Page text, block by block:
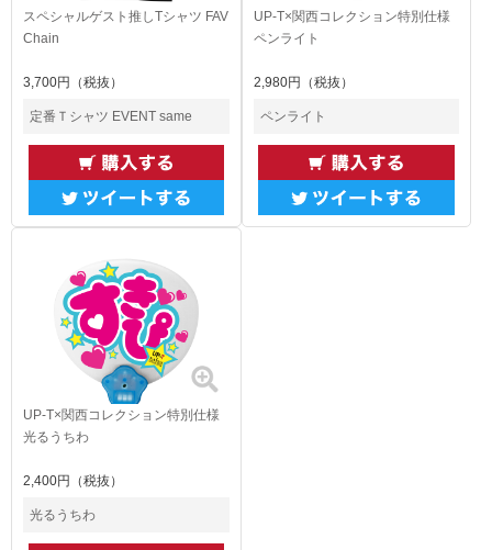
スペシャルゲスト推しTシャツ FAV
Chain
3,700円（税抜）
定番Ｔシャツ EVENT same
UP-T×関西コレクション特別仕様
ペンライト
2,980円（税抜）
ペンライト
UP-T×関西コレクション特別仕様
光るうちわ
2,400円（税抜）
光るうちわ